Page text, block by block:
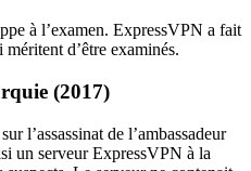
à l’examen. ExpressVPN a fait
d’être examinés.
(2017)
l’assassinat de l’ambassadeur
un serveur ExpressVPN à la